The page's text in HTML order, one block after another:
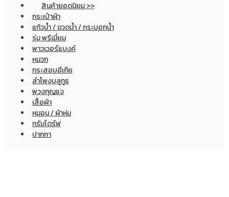
สินค้ายอดนิยม >>
กระเป๋าผ้า
แก้วน้ำ / ขวดน้ำ / กระบอกน้ำ
ร่ม พรีเมี่ยม
พาวเวอร์แบงค์
หมวก
กระสอบอีเกีย
ลำโพงบลูทูธ
พวงกุญแจ
เสื้อผ้า
หมอน / ผ้าห่ม
ทรัมไดร์ฟ
ปากกา